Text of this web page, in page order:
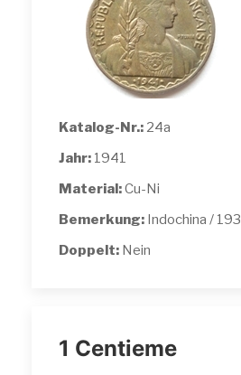
Katalog-Nr.: 24a
Jahr: 1941
Material:Cu-Ni
Bemerkung: Indochina /
Doppelt: Nein
1 Centieme